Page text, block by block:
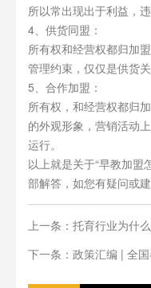
所以常出现出于利益，
4、供货同盟：
所有权和经营权都归加
管理约束，仅仅是供货关
5、合作加盟：
所有权，和经营权都归
的外观形象，营销活动
运行。
以上就是关于“早教加盟
部解答，如您有疑问或
上一条：托育行业为什
下一条：政策汇编 | 全